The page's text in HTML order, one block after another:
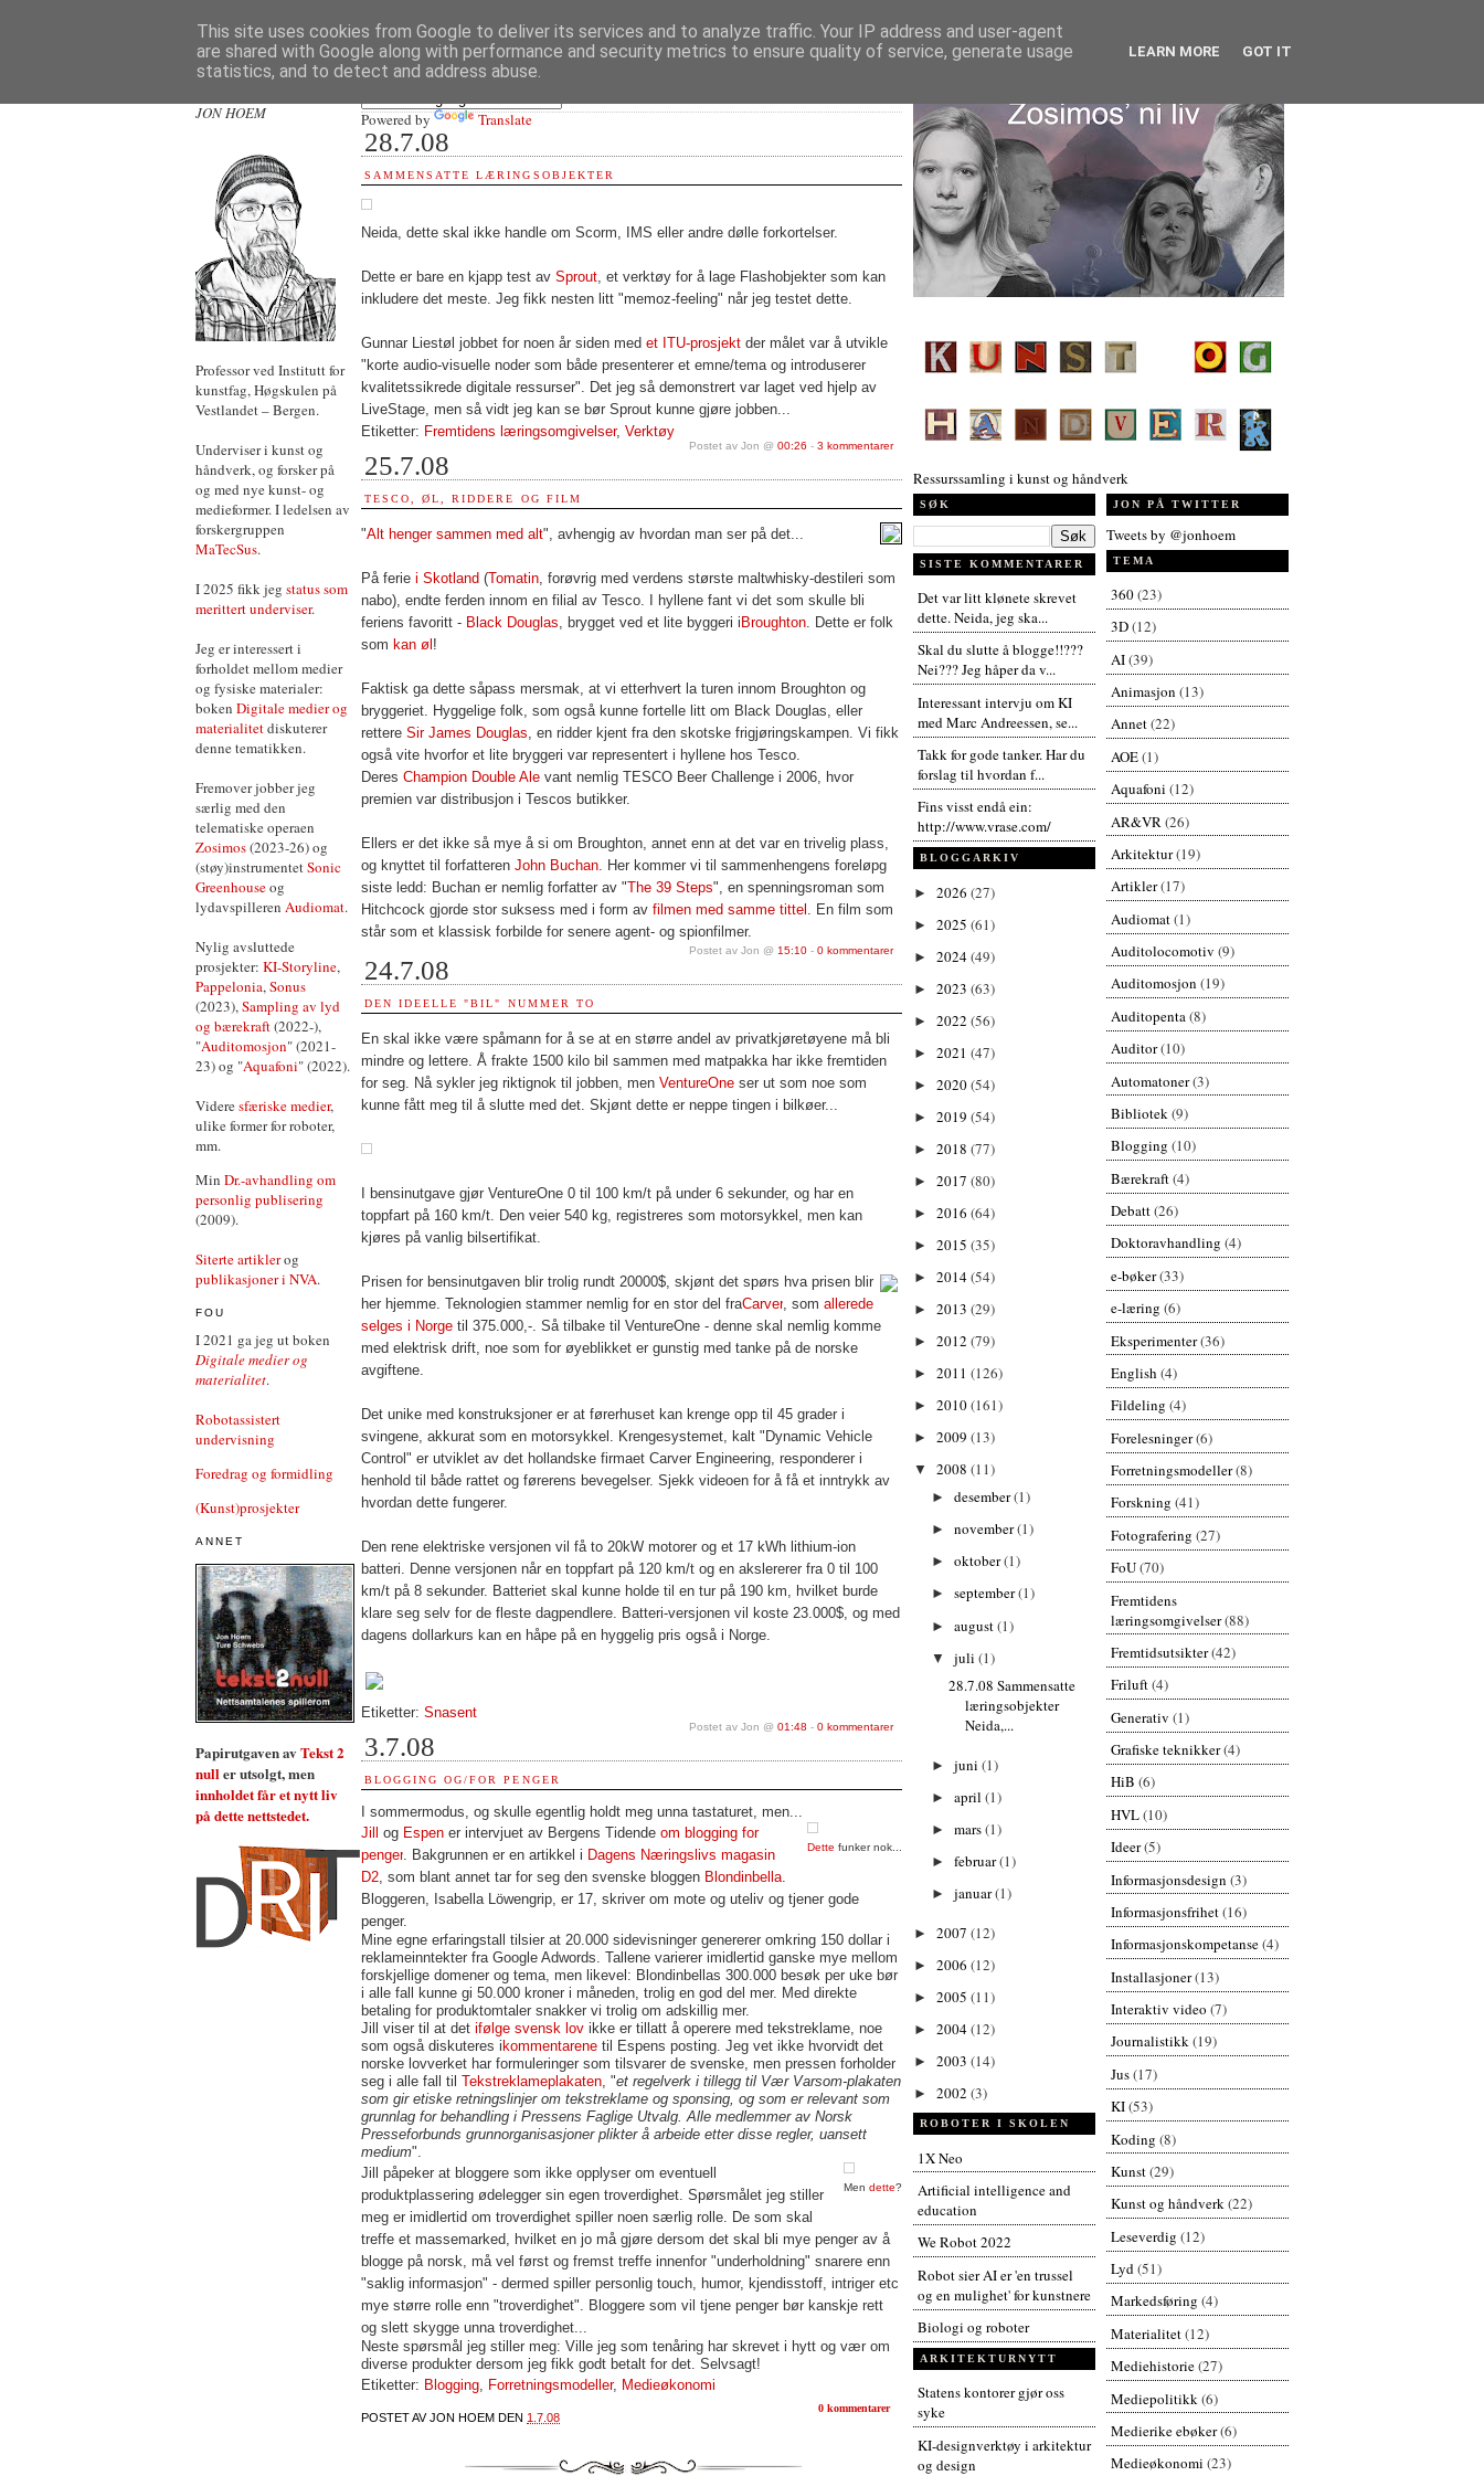
JON HOEM
Professor ved Institutt for
kunstfag, Høgskulen på
Vestlandet – Bergen.
Underviser i kunst og
håndverk, og forsker på
og med nye kunst- og
medieformer. I ledelsen av
forskergruppen
MaTecSus.
I 2025 fikk jeg status som
merittert underviser.
Jeg er interessert i
forholdet mellom medier
og fysiske materialer:
boken Digitale medier og
materialitetdiskuterer
denne tematikken.
Fremover jobber jeg
særlig med den
telematiske operaen
Zosimos(2023-26) og
(støy)instrumentetSonic
Greenhouseog
lydavspilleren Audiomat.
Nylig avsluttede
prosjekter: KI-Storyline,
Pappelonia,Sonus
(2023),Sampling av lyd
og bærekraft(2022-),
"Auditomosjon" (2021-
23) og "Aquafoni" (2022).
Videresfæriske medier,
ulike former for roboter,
mm.
Min Dr.-avhandling om
personlig publisering
(2009).
Siterte artiklerog
publikasjoner i NVA.
FOU
I 2021 ga jeg ut boken
Digitale medier og
materialitet.
Robotassistert
undervisning
Foredrag og formidling
(Kunst)prosjekter
ANNET
Papirutgaven av Tekst 2
nuller utsolgt, men
innholdet får et nytt liv
på dette nettstedet.
Powered by Translate
28.7.08
SAMMENSATTE LÆRINGSOBJEKTER
Neida, dette skal ikke handle om Scorm, IMS eller andre dølle forkortelser.
Dette er bare en kjapp test av Sprout, et verktøy for å lage Flashobjekter som kan
inkludere det meste. Jeg fikk nesten litt "memoz-feeling" når jeg testet dette.
Gunnar Liestøl jobbet for noen år siden med et ITU-prosjekt der målet var å utvikle
"korte audio-visuelle noder som både presenterer et emne/tema og introduserer
kvalitetssikrede digitale ressurser". Det jeg så demonstrert var laget ved hjelp av
LiveStage, men så vidt jeg kan se bør Sprout kunne gjøre jobben...
Etiketter: Fremtidens læringsomgivelser, Verktøy
Postet av Jon @ 00:26 - 3 kommentarer
25.7.08
TESCO, ØL, RIDDERE OG FILM
"Alt henger sammen med alt", avhengig av hvordan man ser på det...
På ferie i Skotland (Tomatin, forøvrig med verdens største maltwhisky-destileri som
nabo), endte ferden innom en filial av Tesco. I hyllene fant vi det som skulle bli
feriens favoritt - Black Douglas, brygget ved et lite byggeri i Broughton. Dette er folk
som kan øl !
Faktisk ga dette såpass mersmak, at vi etterhvert la turen innom Broughton og
bryggeriet. Hyggelige folk, som også kunne fortelle litt om Black Douglas, eller
rettere Sir James Douglas, en ridder kjent fra den skotske frigjøringskampen. Vi fikk
også vite hvorfor et lite bryggeri var representert i hyllene hos Tesco.
Deres Champion Double Ale vant nemlig TESCO Beer Challenge i 2006, hvor
premien var distribusjon i Tescos butikker.
Ellers er det ikke så mye å si om Broughton, annet enn at det var en trivelig plass,
og knyttet til forfatteren John Buchan. Her kommer vi til sammenhengens foreløpg
siste ledd: Buchan er nemlig forfatter av "The 39 Steps", en spenningsroman som
Hitchcock gjorde stor suksess med i form av filmen med samme tittel . En film som
står som et klassisk forbilde for senere agent- og spionfilmer.
Postet av Jon @ 15:10 - 0 kommentarer
24.7.08
DEN IDEELLE "BIL" NUMMER TO
En skal ikke være spåmann for å se at en større andel av privatkjøretøyene må bli
mindre og lettere. Å frakte 1500 kilo bil sammen med matpakka har ikke fremtiden
for seg. Nå sykler jeg riktignok til jobben, men VentureOne ser ut som noe som
kunne fått meg til å slutte med det. Skjønt dette er neppe tingen i bilkøer...
I bensinutgave gjør VentureOne 0 til 100 km/t på under 6 sekunder, og har en
toppfart på 160 km/t. Den veier 540 kg, registreres som motorsykkel, men kan
kjøres på vanlig bilsertifikat.
Prisen for bensinutgaven blir trolig rundt 20000$, skjønt det spørs hva prisen blir
her hjemme. Teknologien stammer nemlig for en stor del fraCarver, som allerede
selges i Norge til 375.000,-. Så tilbake til VentureOne - denne skal nemlig komme
med elektrisk drift, noe som for øyeblikket er gunstig med tanke på de norske
avgiftene.
Det unike med konstruksjoner er at førerhuset kan krenge opp til 45 grader i
svingene, akkurat som en motorsykkel. Krengesystemet, kalt "Dynamic Vehicle
Control" er utviklet av det hollandske firmaet Carver Engineering, responderer i
henhold til både rattet og førerens bevegelser. Sjekk videoen for å få et inntrykk av
hvordan dette fungerer.
Den rene elektriske versjonen vil få to 20kW motorer og et 17 kWh lithium-ion
batteri. Denne versjonen når en toppfart på 120 km/t og en akslererer fra 0 til 100
km/t på 8 sekunder. Batteriet skal kunne holde til en tur på 190 km, hvilket burde
klare seg selv for de fleste dagpendlere. Batteri-versjonen vil koste 23.000$, og med
dagens dollarkurs kan en håpe på en hyggelig pris også i Norge.
Etiketter: Snasent
Postet av Jon @ 01:48 - 0 kommentarer
3.7.08
BLOGGING OG/FOR PENGER
I sommermodus, og skulle egentlig holdt meg unna tastaturet, men...
Dette funker nok...
Jill og Espen er intervjuet av Bergens Tidende om blogging for
penger . Bakgrunnen er en artikkel i Dagens Næringslivs magasin
D2 , som blant annet tar for seg den svenske bloggen Blondinbella
Bloggeren, Isabella Löwengrip, er 17, skriver om mote og uteliv og tjener gode
penger.
Mine egne erfaringstall tilsier at 20.000 sidevisninger genererer omkring 150 dollar i
reklameinntekter fra Google Adwords. Tallene varierer imidlertid ganske mye mellom
forskjellige domener og tema, men likevel: Blondinbellas 300.000 besøk per uke bør
i alle fall kunne gi 50.000 kroner i måneden, trolig en god del mer. Med direkte
betaling for produktomtaler snakker vi trolig om adskillig mer.
Jill viser til at det ifølge svensk lov ikke er tillatt å operere med tekstreklame, noe
som også diskuteres ikommentarene til Espens posting. Jeg vet ikke hvorvidt det
norske lovverket har formuleringer som tilsvarer de svenske, men pressen forholder
seg i alle fall til Tekstreklameplakaten , "et regelverk i tillegg til Vær Varsom-plakaten
som gir etiske retningslinjer om tekstreklame og sponsing, og som er relevant som
grunnlag for behandling i Pressens Faglige Utvalg. Alle medlemmer av Norsk
Presseforbunds grunnorganisasjoner plikter å arbeide etter disse regler, uansett
medium".
Men dette?
Jill påpeker at bloggere som ikke opplyser om eventuell
produktplassering ødelegger sin egen troverdighet. Spørsmålet jeg stiller
meg er imidlertid om troverdighet spiller noen særlig rolle. De som skal
treffe et massemarked, hvilket en jo må gjøre dersom det skal bli mye penger av å
blogge på norsk, må vel først og fremst treffe innenfor "underholdning" snarere enn
"saklig informasjon" - dermed spiller personlig touch, humor, kjendisstoff, intriger etc
mye større rolle enn "troverdighet". Bloggere som vil tjene penger bør kanskje rett
og slett skygge unna troverdighet...
Neste spørsmål jeg stiller meg: Ville jeg som tenåring har skrevet i hytt og vær om
diverse produkter dersom jeg fikk godt betalt for det. Selvsagt!
Etiketter: Blogging Forretningsmodeller, Medieøkonomi
POSTET AVJON HOEM DEN 1.7.08
0 kommentarer
Ressurssamling i kunst og håndverk
SØK
SISTE KOMMENTARER
Det var litt klønete skrevet
dette. Neida, jeg ska...
Skal du slutte å blogge!!???
Nei??? Jeg håper da v...
Interessant intervju om KI
med Marc Andreessen, se...
Takk for gode tanker. Har du
forslag til hvordan f...
Fins visst endå ein:
http://www.vrase.com/
BLOGGARKIV
► 2026 (27)
► 2025 (61)
► 2024(49)
► 2023 (63)
► 2022 (56)
► 2021 (47)
► 2020(54)
► 2019 (54)
► 2018 (77)
► 2017 (80)
► 2016 (64)
► 2015 (35)
► 2014(54)
► 2013 (29)
► 2012 (79)
► 2011 (126)
► 2010(161)
► 2009 (13)
▼ 2008 (11)
► desember(1)
► november(1)
► oktober(1)
► september(1)
► august(1)
▼ juli (1)
28.7.08 Sammensatte
læringsobjekter
Neida,...
► juni (1)
► april (1)
► mars(1)
► februar(1)
► januar(1)
► 2007 (12)
► 2006 (12)
► 2005 (11)
► 2004(12)
► 2003 (14)
► 2002 (3)
ROBOTER I SKOLEN
1X Neo
Artificial intelligence and
education
We Robot 2022
Robot sier AI er 'en trussel
og en mulighet' for kunstnere
Biologi og roboter
ARKITEKTURNYTT
Statens kontorer gjør oss
syke
KI-designverktøy i arkitektur
og design
JON PÅ TWITTER
Tweets by @jonhoem
TEMA
360(23)
3D(12)
AI(39)
Animasjon (13)
Annet(22)
AOE(1)
Aquafoni (12)
AR&VR (26)
Arkitektur(19)
Artikler(17)
Audiomat(1)
Auditolocomotiv (9)
Auditomosjon (19)
Auditopenta(8)
Auditor(10)
Automatoner(3)
Bibliotek(9)
Blogging (10)
Bærekraft(4)
Debatt(26)
Doktoravhandling (4)
e-bøker(33)
e-læring (6)
Eksperimenter(36)
English (4)
Fildeling (4)
Forelesninger(6)
Forretningsmodeller(8)
Forskning (41)
Fotografering (27)
FoU(70)
Fremtidens
læringsomgivelser(88)
Fremtidsutsikter(42)
Friluft(4)
Generativ (1)
Grafiske teknikker(4)
HiB (6)
HVL(10)
Ideer(5)
Informasjonsdesign (3)
Informasjonsfrihet(16)
Informasjonskompetanse(4)
Installasjoner(13)
Interaktiv video (7)
Journalistikk(19)
Jus(17)
KI(53)
Koding (8)
Kunst(29)
Kunst og håndverk(22)
Leseverdig (12)
Lyd(51)
Markedsføring (4)
Materialitet(12)
Mediehistorie(27)
Mediepolitikk (6)
Medierike ebøker(6)
Medieøkonomi (23)
This site uses cookies from Google to deliver its services and to analyze traffic. Your IP address and user-agent
are shared with Google along with performance and security metrics to ensure quality of service, generate usage
statistics, and to detect and address abuse.
LEARN MORE GOT IT